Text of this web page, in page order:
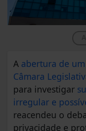
A abertura de
Câmara
para investigar
irregular e
reacendeu o
privacidade e